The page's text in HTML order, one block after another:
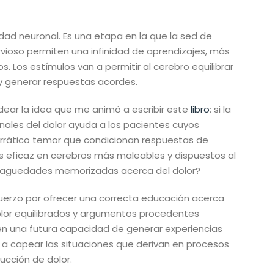
neuronal. Es una etapa en la que la sed de
permiten una infinidad de aprendizajes, más
Los estímulos van a permitir al cerebro equilibrar
respuestas acordes.
la idea que me animó a escribir este libro: si la
del dolor ayuda a los pacientes cuyos
temor que condicionan respuestas de
en cerebros más maleables y dispuestos al
memorizadas acerca del dolor?
por ofrecer una correcta educación acerca
equilibrados y argumentos procedentes
una futura capacidad de generar experiencias
capear las situaciones que derivan en procesos
de dolor.